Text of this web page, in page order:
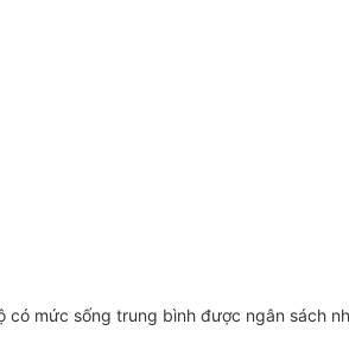
mức sống trung bình được ngân sách